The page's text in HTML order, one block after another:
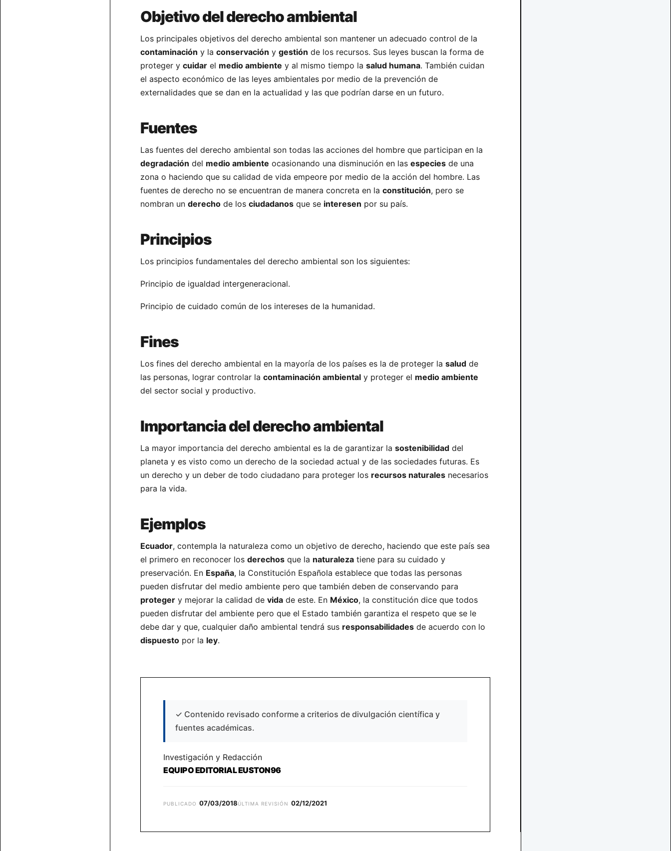
Objetivo del derecho ambiental
Los principales objetivos del derecho ambiental son mantener un adecuado control de la
contaminación y la conservación y gestión de los recursos. Sus leyes buscan la forma de
proteger y cuidar el medio ambiente y al mismo tiempo la salud humana. También cuidan
el aspecto económico de las leyes ambientales por medio de la prevención de
externalidades que se dan en la actualidad y las que podrían darse en un futuro.
Fuentes
Las fuentes del derecho ambiental son todas las acciones del hombre que participan en la
degradación del medio ambiente ocasionando una disminución en las especies de una
zona o haciendo que su calidad de vida empeore por medio de la acción del hombre. Las
fuentes de derecho no se encuentran de manera concreta en la constitución, pero se
nombran un derecho de los ciudadanos que se interesen por su país.
Principios
Los principios fundamentales del derecho ambiental son los siguientes:
Principio de igualdad intergeneracional.
Principio de cuidado común de los intereses de la humanidad.
Fines
Los fines del derecho ambiental en la mayoría de los países es la de proteger la salud de
las personas, lograr controlar la contaminación ambiental y proteger el medio ambiente
del sector social y productivo.
Importancia del derecho ambiental
La mayor importancia del derecho ambiental es la de garantizar la sostenibilidad del
planeta y es visto como un derecho de la sociedad actual y de las sociedades futuras. Es
un derecho y un deber de todo ciudadano para proteger los recursos naturales necesarios
para la vida.
Ejemplos
Ecuador, contempla la naturaleza como un objetivo de derecho, haciendo que este país sea
el primero en reconocer los derechos que la naturaleza tiene para su cuidado y
preservación. En España, la Constitución Española establece que todas las personas
pueden disfrutar del medio ambiente pero que también deben de conservando para
proteger y mejorar la calidad de vida de este. En México, la constitución dice que todos
pueden disfrutar del ambiente pero que el Estado también garantiza el respeto que se le
debe dar y que, cualquier daño ambiental tendrá sus responsabilidades de acuerdo con lo
dispuesto por la ley.
✓ Contenido revisado conforme a criterios de divulgación científica y
fuentes académicas.
Investigación y Redacción
EQUIPO EDITORIAL EUSTON96
PUBLICADO 07/03/2018ÚLTIMA REVISIÓN 02/12/2021